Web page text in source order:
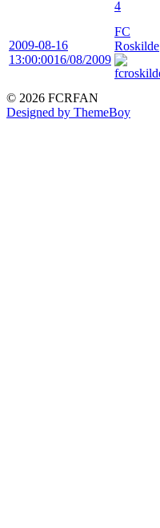
2009-08-16
13:00:0016/08/2009
FC
Roskilde
© 2026 FCRFAN
Designed by ThemeBoy